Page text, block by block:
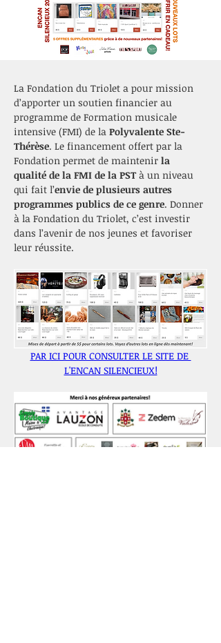
La Fondation du Triolet a pour mission
d’apporter un soutien financier au
programme de Formation musicale
intensive (FMI) de la Polyvalente Ste-
Thérèse. Le financement offert par la
Fondation permet de maintenir la
qualité de la FMI de la PST à un niveau
qui fait l’envie de plusieurs autres
programmes publics de ce genre. Donner
à la Fondation du Triolet, c’est investir
dans l’avenir de nos jeunes et favoriser
leur réussite.
PAR ICI POUR CONSULTER LE SITE DE
L'ENCAN SILENCIEUX!